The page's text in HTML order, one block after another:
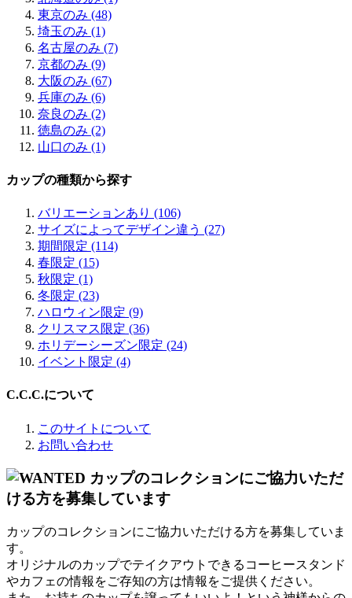
東京のみ (48)
埼玉のみ (1)
名古屋のみ (7)
京都のみ (9)
大阪のみ (67)
兵庫のみ (6)
奈良のみ (2)
徳島のみ (2)
山口のみ (1)
カップの種類から探す
バリエーションあり (106)
サイズによってデザイン違う (27)
期間限定 (114)
春限定 (15)
秋限定 (1)
冬限定 (23)
ハロウィン限定 (9)
クリスマス限定 (36)
ホリデーシーズン限定 (24)
イベント限定 (4)
C.C.C.について
このサイトについて
お問い合わせ
カップのコレクションにご協力いただける方を募集していま
す。
オリジナルのカップでテイクアウトできるコーヒースタンド
やカフェの情報をご存知の方は情報をご提供ください。